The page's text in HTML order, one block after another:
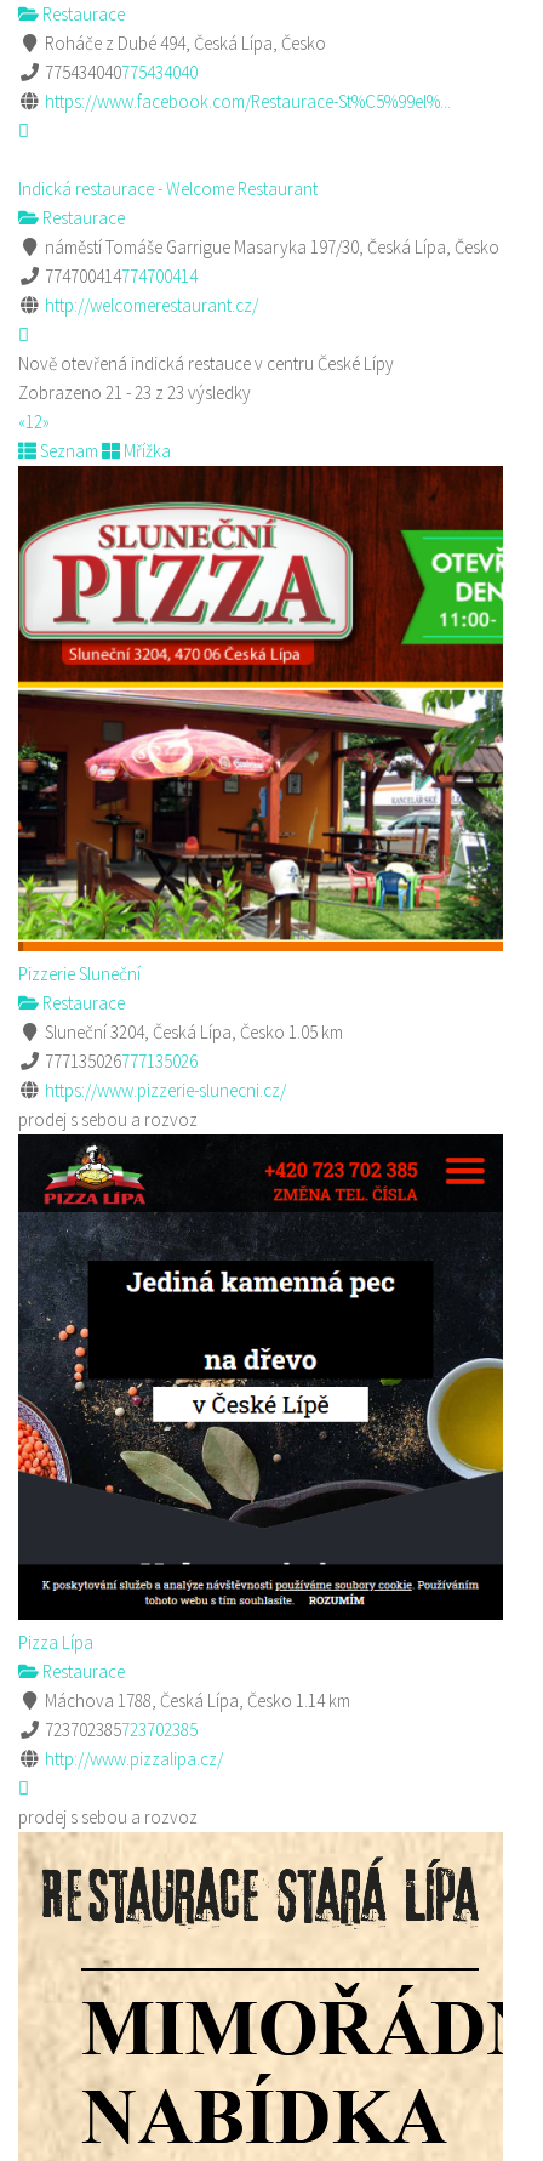
Restaurace
Roháče z Dubé 494, Česká Lípa, Česko
775434040775434040
https://www.facebook.com/Restaurace-St%C5%99el%...
Indická restaurace - Welcome Restaurant
Restaurace
náměstí Tomáše Garrigue Masaryka 197/30, Česká Lípa, Česko
774700414774700414
http://welcomerestaurant.cz/
Nově otevřená indická restauce v centru České Lípy
Zobrazeno 21 - 23 z 23 výsledky
«12»
Seznam
Mřížka
Pizzerie Sluneční
Restaurace
Sluneční 3204, Česká Lípa, Česko 1.05 km
777135026777135026
https://www.pizzerie-slunecni.cz/
prodej s sebou a rozvoz
Pizza Lípa
Restaurace
Máchova 1788, Česká Lípa, Česko 1.14 km
723702385723702385
http://www.pizzalipa.cz/
prodej s sebou a rozvoz